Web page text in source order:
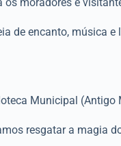
de encanto, música
Municipal (Antigo
resgatar a magia